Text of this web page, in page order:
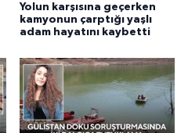
Yolun karşısına geçerken
kamyonun çarptığı yaşlı
adam hayatını kaybetti